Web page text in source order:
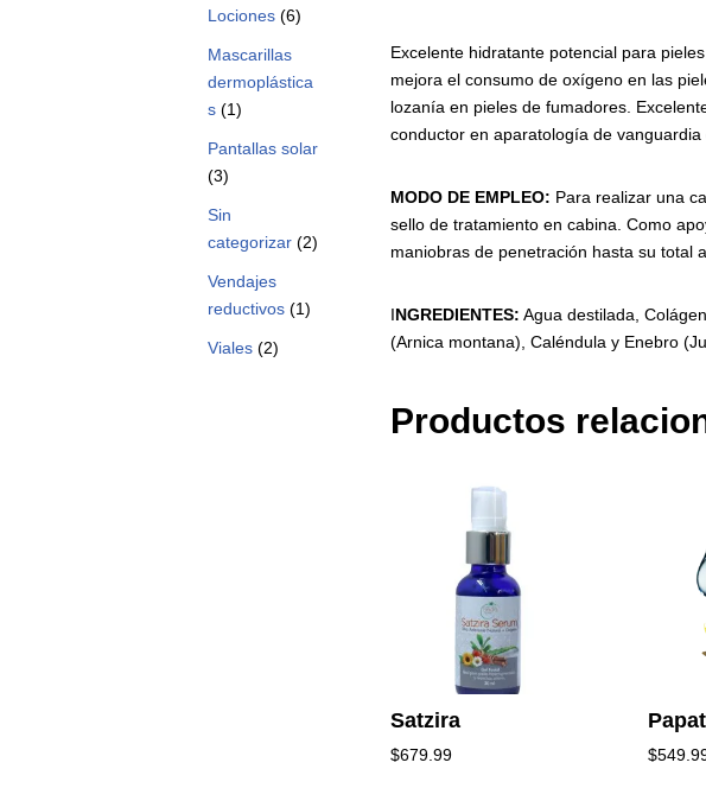
Lociones (6)
Mascarillas
dermoplástica
s (1)
Pantallas solar
(3)
Sin
categorizar (2)
Vendajes
reductivos (1)
Viales (2)
Excelente hidratante potencial para
mejora el consumo de oxígeno en las
lozanía en pieles de fumadores.
conductor en aparatología de
MODO DE EMPLEO: Para realizar una
sello de tratamiento en cabina. Como
maniobras de penetración hasta su total
INGREDIENTES: Agua destilada,
(Arnica montana), Caléndula y Enebro
Productos
Satzira
$679.99 $